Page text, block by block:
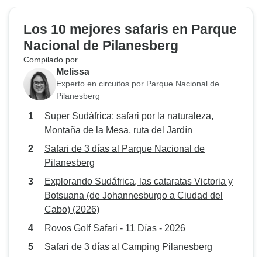
Los 10 mejores safaris en Parque
Nacional de Pilanesberg
Compilado por
Melissa
Experto en circuitos por Parque Nacional de
Pilanesberg
Super Sudáfrica: safari por la naturaleza,
Montaña de la Mesa, ruta del Jardín
Safari de 3 días al Parque Nacional de
Pilanesberg
Explorando Sudáfrica, las cataratas Victoria y
Botsuana (de Johannesburgo a Ciudad del
Cabo) (2026)
Rovos Golf Safari - 11 Días - 2026
Safari de 3 días al Camping Pilanesberg